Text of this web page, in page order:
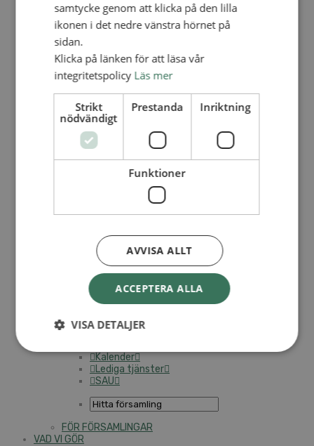
Lediga tjänster
FÖR FÖRSAMLINGAR
FÖRDJUPNING OCH UTVECKLING
Missionella initiativ
Smågrupper
Skapelse och miljö
Gudstjänst
Vänförsamling
Integrationsarbete
För barns bästa – överallt
Missionsinspiratörens verktygslåda
Redovisning och lönehantering
Kyrkoavgiften
LOGGA IN
Personalförsäkringar
SAMP – personalförbundet
Kalender
Lediga tjänster
SAU
FÖR FÖRSAMLINGAR
VAD VI GÖR
samtycke genom att klicka på den lilla
ikonen i det nedre vänstra hörnet på
sidan.
Klicka på länken för att läsa vår
integritetspolicy Läs mer
Strikt
nödvändigt
Prestanda Inriktning
Funktioner
ACCEPTERA ALLA
AVVISA ALLT
VISA DETALJER